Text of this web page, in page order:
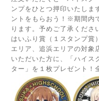
ンプをひとつ押印いたしま
ントをもらおう！※期間内
ります。予めご了承くださ
はいふり賞（１スタンプ賞
エリア、追浜エリアの対象
いただいた方に、「ハイス
ター」を１枚プレゼント！